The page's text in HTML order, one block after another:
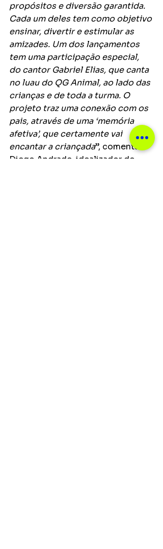
propósitos e diversão garantida.
Cada um deles tem como objetivo
ensinar, divertir e estimular as
amizades. Um dos lançamentos
tem uma participação especial,
do cantor Gabriel Elias, que canta
no luau do QG Animal, ao lado das
crianças e de toda a turma. O
projeto traz uma conexão com os
pais, através de uma ‘memória
afetiva’, que certamente vai
encantar a criançada”, comenta
Diego Andrade, idealizador do